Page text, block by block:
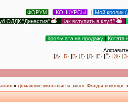
ФОРУМ | КОНКУРСЫ | Мой кролик
ОЛДК "Династия"
| Как вступить в клуб? |
| Крольчата на продажу | Котята
[А· |Б· |В· |Г· |Д· |Е· |Ё· |Ж· |З
» Домашние животные и закон. Фонды помощи.